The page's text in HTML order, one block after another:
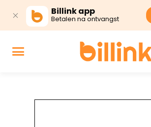
Billink app
Betalen na ontvangst